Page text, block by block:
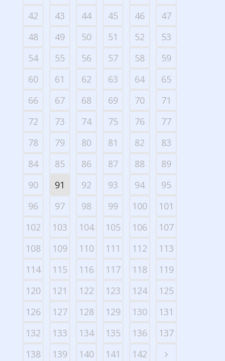
42
43 44 45 46
47
48
49 50 51 52
53
54
55 56 57 58
59
60
61 62 63 64
65
66
67 68 69 70
71
72
73 74 75 76
77
78
79 80 81 82
83
84
85 86 87 88
89
90
91 92 93 94
95
96
97 98 99 100
101
102
103 104 105 106
107
108
109 110 111 112
113
114
115 116 117 118
119
120
121 122 123 124
125
126
127 128 129 130
131
132
133 134 135 136
137
138
139 140 141 142